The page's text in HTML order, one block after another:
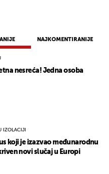
NAJKOMENTIRANIJE
nesreća! Jedna osoba
IZOLACIJI
koji je izazvao međunarodnu
novi slučaj u Europi